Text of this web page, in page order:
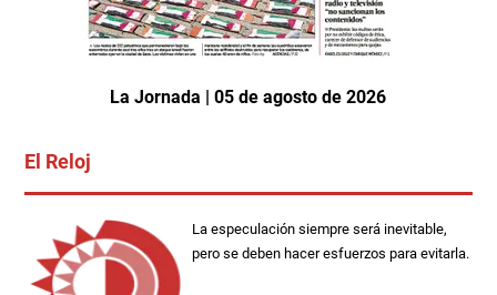
La Jornada | 05 de agosto de 2026
El Reloj
La especulación siempre será inevitable,
pero se deben hacer esfuerzos para evitarla.